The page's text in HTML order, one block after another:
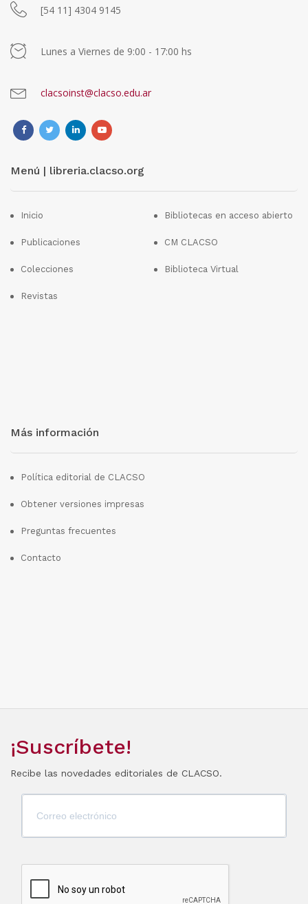
[54 11] 4304 9145
Lunes a Viernes de 9:00 - 17:00 hs
clacsoinst@clacso.edu.ar
Menú | libreria.clacso.org
Inicio
Publicaciones
Colecciones
Revistas
Bibliotecas en acceso abierto
CM CLACSO
Biblioteca Virtual
Más información
Política editorial de CLACSO
Obtener versiones impresas
Preguntas frecuentes
Contacto
¡Suscríbete!
Recibe las novedades editoriales de CLACSO.